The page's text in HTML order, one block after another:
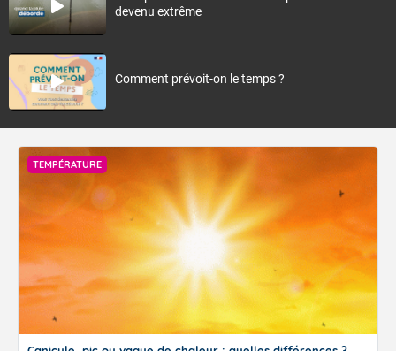
devenu extrême
Comment prévoit-on le temps ?
TEMPÉRATURE